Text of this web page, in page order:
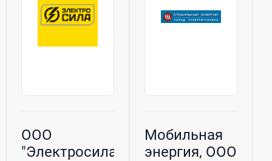
майнинговых
решений...
включая
сантехника,...
ООО
"Электросила"
Мобильная
энергия, ООО